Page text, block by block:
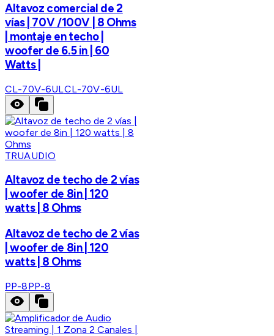
Altavoz comercial de 2
vías | 70V /100V | 8 Ohms
| montaje en techo |
woofer de 6.5 in | 60
Watts |
CL-70V-6ULCL-70V-6UL
TRUAUDIO
Altavoz de techo de 2 vías
| woofer de 8in | 120
watts | 8 Ohms
Altavoz de techo de 2 vías
| woofer de 8in | 120
watts | 8 Ohms
PP-8PP-8